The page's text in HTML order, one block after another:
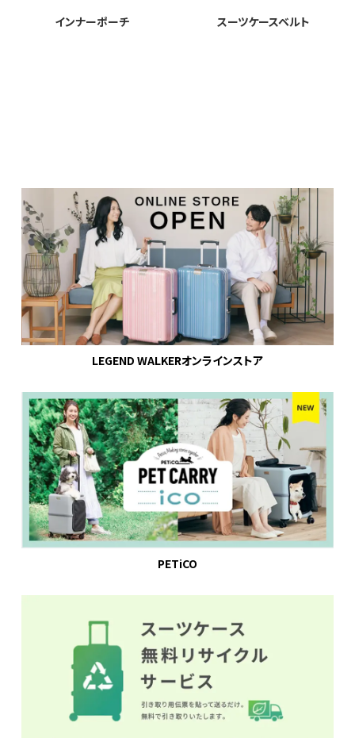
インナーポーチ スーツケースベルト
LEGEND WALKERオンラインストア
PETiCO